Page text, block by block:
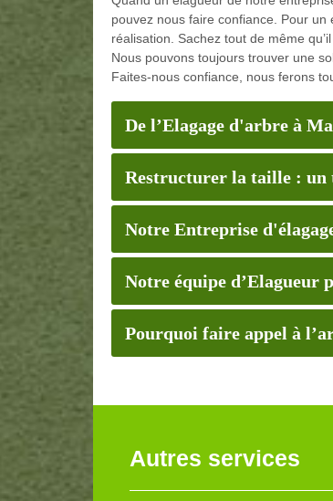
pouvez nous faire confiance. Pour
réalisation. Sachez tout de même
Nous pouvons toujours trouver une
Faites-nous confiance, nous ferons
De l’Elagage d'arbre à
Restructurer la taille :
Notre Entreprise
Notre équipe d’Elagueur
Pourquoi faire appel à
Autres services